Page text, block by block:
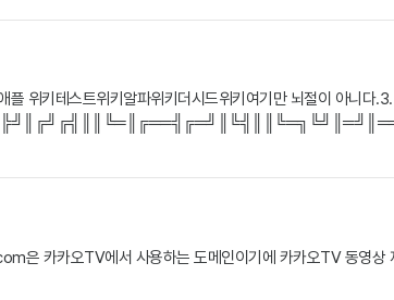
인애플 위키테스트위키알파위키더시드위키여기만
은 카카오TV에서 사용하는 도메인이기에 카카오TV 동